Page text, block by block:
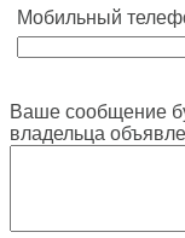
Мобильный
Ваше сообщение
владельца